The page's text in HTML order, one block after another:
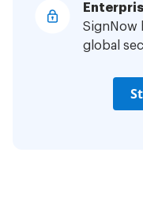
SignNow
global